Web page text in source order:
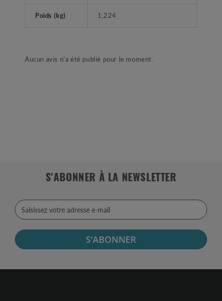
Poids (kg) 1,224
Aucun avis n'a été publié pour le moment.
S'ABONNER À LA NEWSLETTER
S'ABONNER